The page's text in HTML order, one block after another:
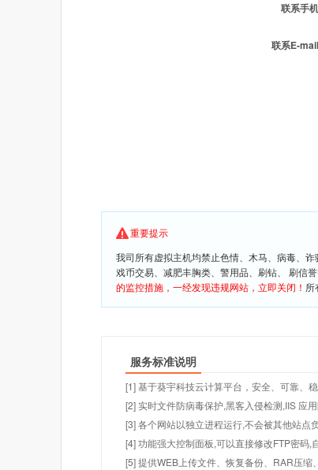
联系手
联系E-
重要提示
我司所有虚拟主机均禁止色情、木马、病毒、
戏币交易、减肥丰胸类、警用品、刷钻、 刷信
的监控措施，一经发现违规网站，立即关闭！ 所
服务标准说明
[1] 基于葵宇科技云计算平台，安全、可靠、
[2] 实时文件防病毒保护,黑客入侵检测,IIS 应
[3] 各个网站以独立进程运行,不会被其他站点
[4] 功能强大控制面板,可以直接修改FTP密码
[5] 提供WEB上传文件、恢复备份、RAR压